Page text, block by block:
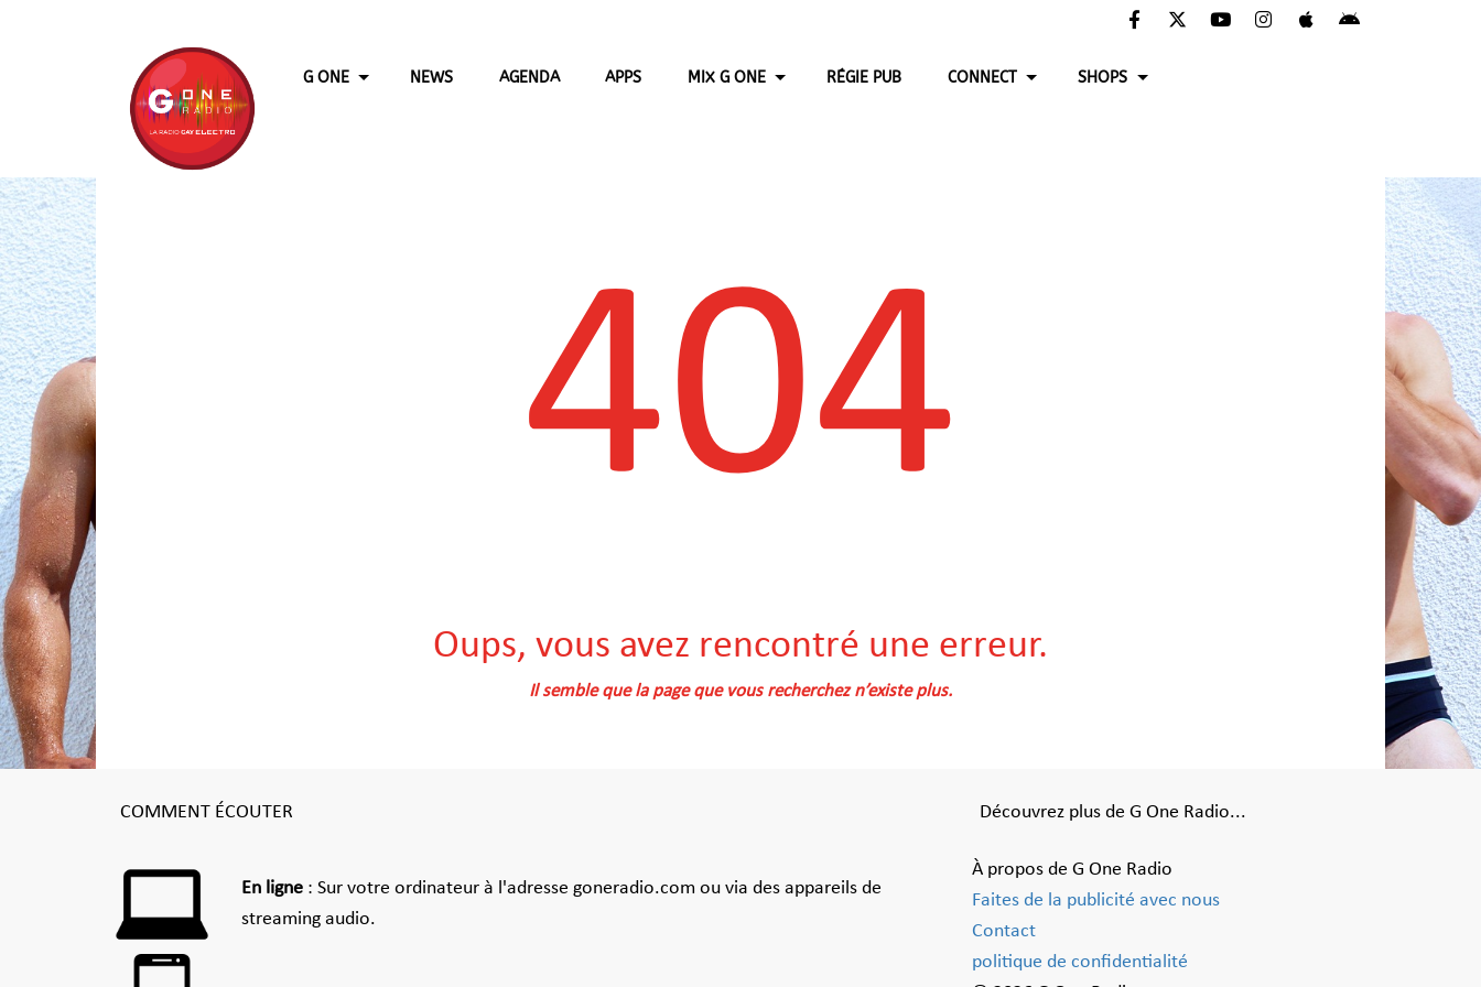
G ONE NEWS AGENDA APPS MIX G ONE RÉGIE PUB CONNECT SHOPS
404
Oups, vous avez rencontré une erreur.
Il semble que la page que vous recherchez n’existe plus.
COMMENT ÉCOUTER
En ligne : Sur votre ordinateur à l'adresse goneradio.com ou via des appareils de
streaming audio.
Découvrez plus de G One Radio...
À propos de G One Radio
Faites de la publicité avec nous
Contact
politique de confidentialité